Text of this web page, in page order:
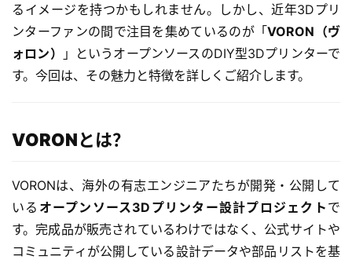
るイメージを持つかもしれません。しかし、近年3Dプリ
ンターファンの間で注目を集めているのが「VORON（ヴ
ォロン）
」というオープンソースのDIY型3Dプリンターで
す。今回は、その魅力と特徴を詳しくご紹介します。
VORONとは？
VORONは、海外の有志エンジニアたちが開発・公開して
いる オープンソース3Dプリンター設計プロジェクト で
す。完成品が販売されているわけではなく、公式サイトや
コミュニティが公開している設計データや部品リストを基